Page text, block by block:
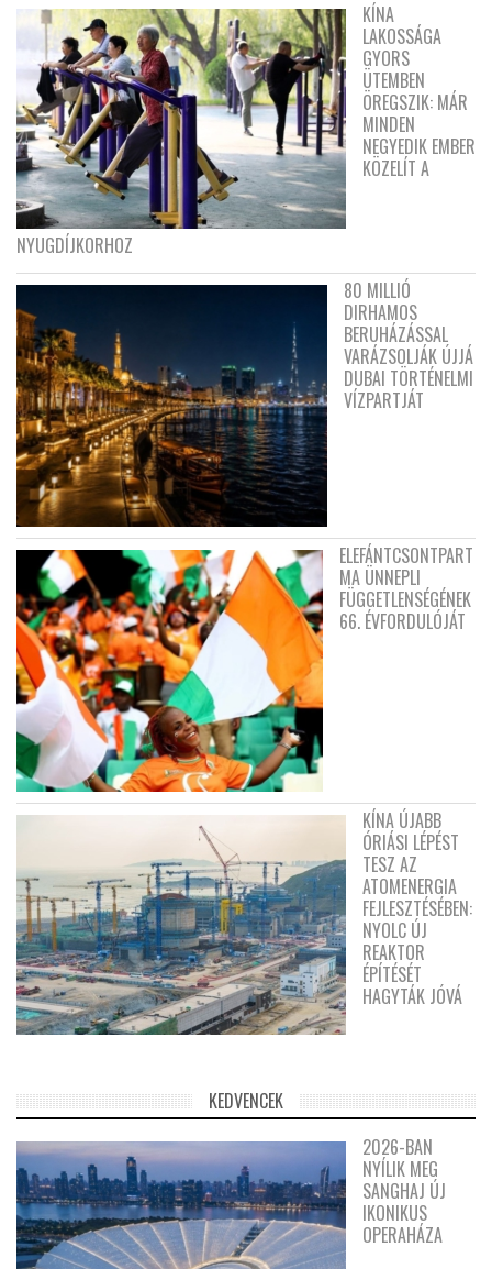
KÍNA
LAKOSSÁGA
GYORS
ÜTEMBEN
ÖREGSZIK: MÁR
MINDEN
NEGYEDIK EMBER
KÖZELÍT A
NYUGDÍJKORHOZ
80 MILLIÓ
DIRHAMOS
BERUHÁZÁSSAL
VARÁZSOLJÁK ÚJJÁ
DUBAI TÖRTÉNELMI
VÍZPARTJÁT
ELEFÁNTCSONTPART
MA ÜNNEPLI
FÜGGETLENSÉGÉNEK
66. ÉVFORDULÓJÁT
KÍNA ÚJABB
ÓRIÁSI LÉPÉST
TESZ AZ
ATOMENERGIA
FEJLESZTÉSÉBEN:
NYOLC ÚJ
REAKTOR
ÉPÍTÉSÉT
HAGYTÁK JÓVÁ
KEDVENCEK
2026-BAN
NYÍLIK MEG
SANGHAJ ÚJ
IKONIKUS
OPERAHÁZA